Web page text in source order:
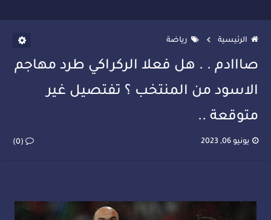
الرئيسية رياضة
صااادم . . هل فعلا الركراكي طرد مهاجم
الاسود من المنتخب ؟ تفتصيل غير
متوقعة ..
يونيو 06, 2023 (0)